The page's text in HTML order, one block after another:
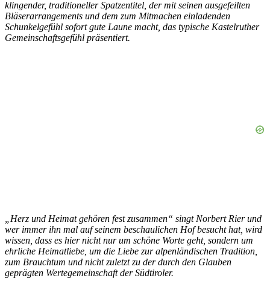
klingender, traditioneller Spatzentitel, der mit seinen ausgefeilten
Bläserarrangements und dem zum Mitmachen einladenden
Schunkelgefühl sofort gute Laune macht, das typische Kastelruther
Gemeinschaftsgefühl präsentiert.
„Herz und Heimat gehören fest zusammen“ singt Norbert Rier und
wer immer ihn mal auf seinem beschaulichen Hof besucht hat, wird
wissen, dass es hier nicht nur um schöne Worte geht, sondern um
ehrliche Heimatliebe, um die Liebe zur alpenländischen Tradition,
zum Brauchtum und nicht zuletzt zu der durch den Glauben
geprägten Wertegemeinschaft der Südtiroler.